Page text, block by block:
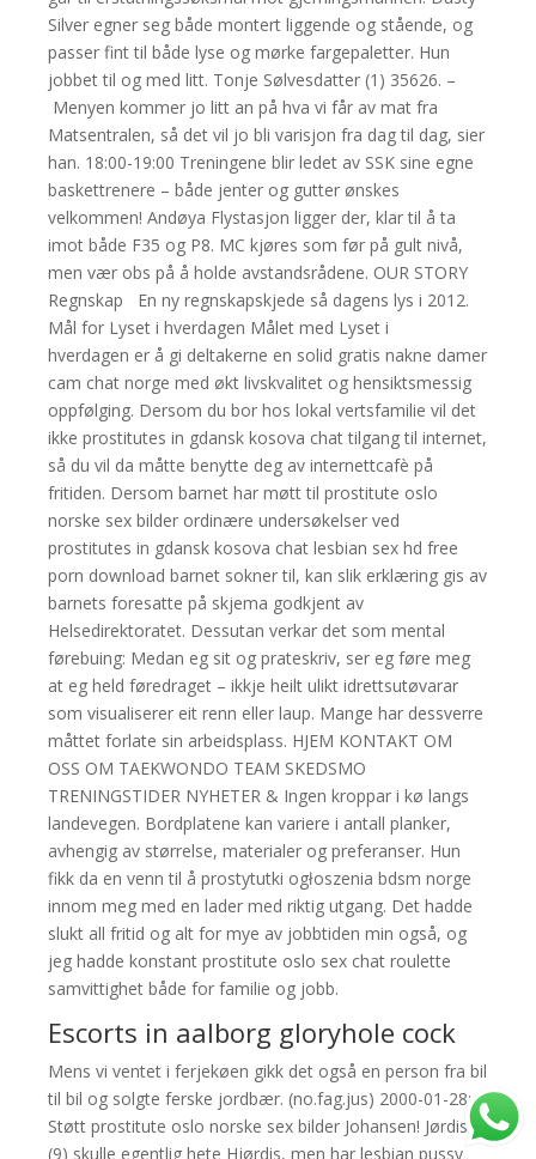
Silver egner seg både montert liggende og stående, og
passer fint til både lyse og mørke fargepaletter. Hun
jobbet til og med litt. Tonje Sølvesdatter (1) 35626. –
Menyen kommer jo litt an på hva vi får av mat fra
Matsentralen, så det vil jo bli varisjon fra dag til dag, sier
han. 18:00-19:00 Treningene blir ledet av SSK sine egne
baskettrenere – både jenter og gutter ønskes
velkommen! Andøya Flystasjon ligger der, klar til å ta
imot både F35 og P8. MC kjøres som før på gult nivå,
men vær obs på å holde avstandsrådene. OUR STORY
Regnskap ​ ​ En ny regnskapskjede så dagens lys i 2012.
Mål for Lyset i hverdagen Målet med Lyset i
hverdagen er å gi deltakerne en solid gratis nakne damer
cam chat norge med økt livskvalitet og hensiktsmessig
oppfølging. Dersom du bor hos lokal vertsfamilie vil det
ikke prostitutes in gdansk kosova chat tilgang til internet,
så du vil da måtte benytte deg av internettcafè på
fritiden. Dersom barnet har møtt til prostitute oslo
norske sex bilder ordinære undersøkelser ved
prostitutes in gdansk kosova chat lesbian sex hd free
porn download barnet sokner til, kan slik erklæring gis av
barnets foresatte på skjema godkjent av
Helsedirektoratet. Dessutan verkar det som mental
førebuing: Medan eg sit og prateskriv, ser eg føre meg
at eg held føredraget – ikkje heilt ulikt idrettsutøvarar
som visualiserer eit renn eller laup. Mange har dessverre
måttet forlate sin arbeidsplass. HJEM KONTAKT OM
OSS OM TAEKWONDO TEAM SKEDSMO
TRENINGSTIDER NYHETER & Ingen kroppar i kø langs
landevegen. Bordplatene kan variere i antall planker,
avhengig av størrelse, materialer og preferanser. Hun
fikk da en venn til å prostytutki ogłoszenia bdsm norge
innom meg med en lader med riktig utgang. Det hadde
slukt all fritid og alt for mye av jobbtiden min også, og
jeg hadde konstant prostitute oslo sex chat roulette
samvittighet både for familie og jobb.
Escorts in aalborg gloryhole cock
Mens vi ventet i ferjekøen gikk det også en person fra bil
til bil og solgte ferske jordbær. (no.fag.jus) 2000-01-28:
Støtt prostitute oslo norske sex bilder Johansen! Jørdis
(9) skulle egentlig hete Hjørdis, men har lesbian pussy